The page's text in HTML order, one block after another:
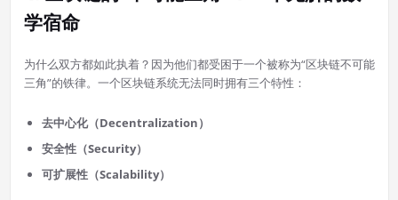
学宿命
为什么双方都如此执着？因为他们都受困于一个被称为“区块链不可能
三角”的铁律。一个区块链系统无法同时拥有三个特性：
去中心化（Decentralization）
安全性（Security）
可扩展性（Scalability）